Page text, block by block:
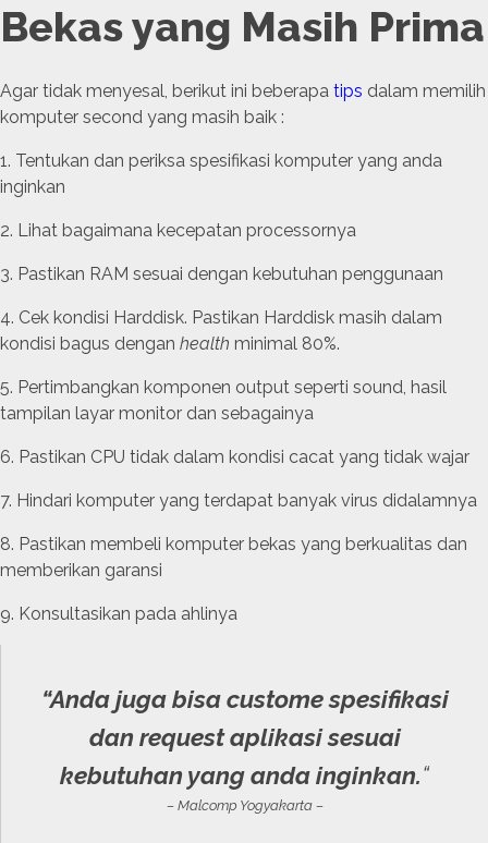
Bekas yang Masih Prima
Agar tidak menyesal, berikut ini beberapa tips dalam memilih
komputer second yang masih baik :
Tentukan dan periksa spesifikasi komputer yang anda
inginkan
Lihat bagaimana kecepatan processornya
Pastikan RAM sesuai dengan kebutuhan penggunaan
Cek kondisi Harddisk. Pastikan Harddisk masih dalam
kondisi bagus dengan health minimal 80%.
Pertimbangkan komponen output seperti sound, hasil
tampilan layar monitor dan sebagainya
Pastikan CPU tidak dalam kondisi cacat yang tidak wajar
Hindari komputer yang terdapat banyak virus didalamnya
Pastikan membeli komputer bekas yang berkualitas dan
memberikan garansi
Konsultasikan pada ahlinya
“Anda juga bisacustomespesifikasi
dan requestaplikasi sesuai
kebutuhan yang anda inginkan.“
– Malcomp Yogyakarta –